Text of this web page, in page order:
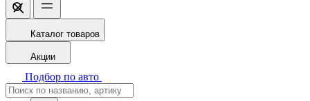
Каталог товаров
Акции
Подбор по авто